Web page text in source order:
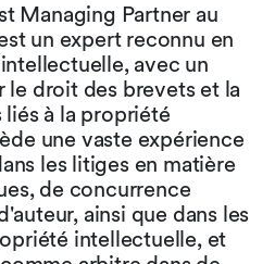
Managing Partner au
un expert reconnu en
avec un
le droit des brevets et la
à la propriété
une vaste expérience
les litiges en matière
de concurrence
ainsi que dans les
intellectuelle, et